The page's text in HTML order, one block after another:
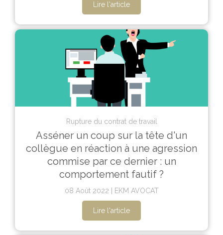
Lire l'article
Rupture du contrat de travail
Asséner un coup sur la tête d'un
collègue en réaction à une agression
commise par ce dernier : un
comportement fautif ?
08 Août 2022 EKM AVOCAT
Lire l'article